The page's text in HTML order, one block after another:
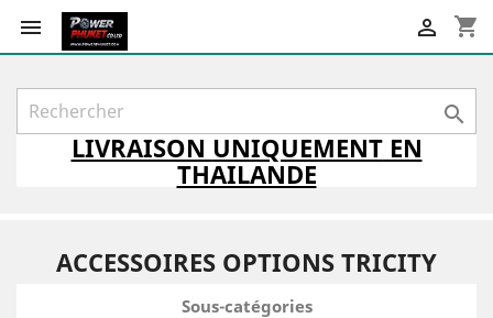
 shopping_cart


LIVRAISON UNIQUEMENTEN
THAILANDE
ACCESSOIRES OPTIONS TRICITY
Sous-catégories